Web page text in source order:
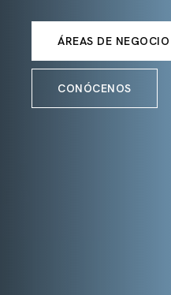
ÁREAS DE NEGOCIO
CONÓCENOS